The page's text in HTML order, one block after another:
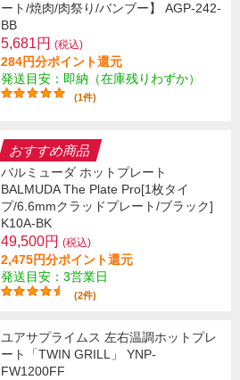
ート/焼肉/肉祭り/バンブー】 AGP-242-
BB
5,681円 (税込)
284円分ポイント還元
発送目安：即納（在庫残りわずか）
(1件)
おすすめ商品
バルミューダ ホットプレート
BALMUDA The Plate Pro[1枚タイ
プ/6.6mmクラッドプレート/ブラック]
K10A-BK
49,500円 (税込)
2,475円分ポイント還元
発送目安：3営業日
(2件)
ユアサプライムス 左右温調ホットプレ
ート「TWIN GRILL」 YNP-
FW1200FF